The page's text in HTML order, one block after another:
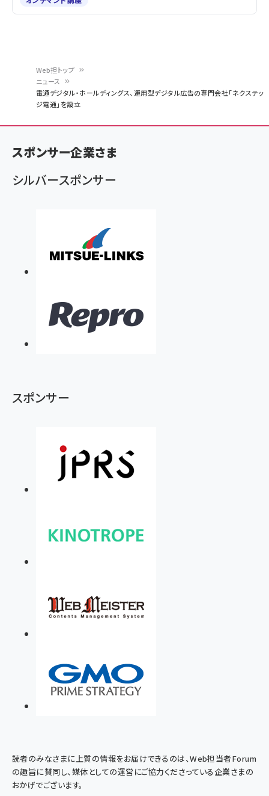
く
ず
Web担トップ
ニュース
電通デジタル・ホールディングス、運用型デジタル広告の専門会社「ネクステッ
ジ電通」を設立
スポンサー企業さま
シルバースポンサー
スポンサー
読者のみなさまに上質の情報をお届けできるのは、Web担当者Forum
の趣旨に賛同し、媒体としての運営にご協力くださっている企業さまの
おかげでございます。